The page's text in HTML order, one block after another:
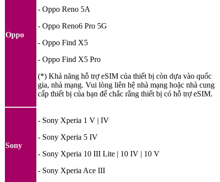
Oppo
- Oppo Reno 5A
- Oppo Reno6 Pro 5G
- Oppo Find X5
- Oppo Find X5 Pro
(*) Khả năng hỗ trợ eSIM của thiết bị còn dựa vào quốc
gia, nhà mạng. Vui lòng liên hệ nhà mạng hoặc nhà cung
cấp thiết bị của bạn để chắc rằng thiết bị có hỗ trợ eSIM.
Sony
- Sony Xperia 1 V | IV
- Sony Xperia 5 IV
- Sony Xperia 10 III Lite | 10 IV | 10 V
- Sony Xperia Ace III